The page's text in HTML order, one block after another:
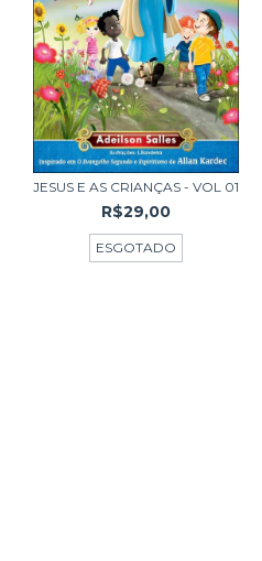
JESUS E AS CRIANÇAS - VOL 01
R$29,00
ESGOTADO